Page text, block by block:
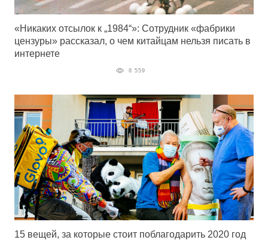
«Никаких отсылок к „1984“»: Сотрудник «фабрики
цензуры» рассказал, о чем китайцам нельзя писать в
интернете
8 559
15 вещей, за которые стоит поблагодарить 2020 год